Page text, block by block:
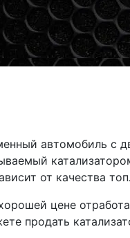
автомобиль с
от качества
цене
продать